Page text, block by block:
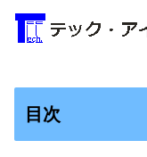
目次